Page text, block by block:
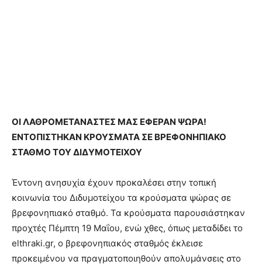
OΙ ΛΑΘΡΟΜΕΤΑΝΑΣΤΕΣ ΜΑΣ ΕΦΕΡΑΝ ΨΩΡΑ!
ΕΝΤΟΠΙΣΤΗΚΑΝ ΚΡΟΥΣΜΑΤΑ ΣΕ ΒΡΕΦΟΝΗΠΙΑΚΟ
ΣΤΑΘΜΟ ΤΟΥ ΔΙΔΥΜΟΤΕΙΧΟΥ
Έντονη ανησυχία έχουν προκαλέσει στην τοπική
κοινωνία του Διδυμοτείχου τα κρούσματα ψώρας σε
βρεφονηπιακό σταθμό. Τα κρούσματα παρουσιάστηκαν
προχτές Πέμπτη 19 Μαΐου, ενώ χθες, όπως μεταδίδει το
elthraki.gr, ο βρεφονηπιακός σταθμός έκλεισε
προκειμένου να πραγματοποιηθούν απολυμάνσεις στο